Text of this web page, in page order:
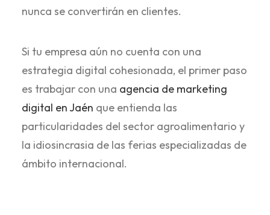
nunca se convertirán en clientes.
Si tu empresa aún no cuenta con una
estrategia digital cohesionada, el primer paso
es trabajar con una agencia de marketing
digital en Jaén que entienda las
particularidades del sector agroalimentario y
la idiosincrasia de las ferias especializadas de
ámbito internacional.